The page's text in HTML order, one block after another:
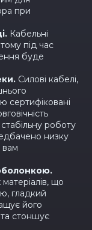
при
Кабельні
під час
буде
Силові кабелі,
сертифіковані
роботу
низку
вам
що
гладкий
його
стоншує